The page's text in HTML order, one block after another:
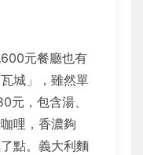
元餐廳也有
城」，雖然單
元，包含湯、
哩，香濃夠
點。義大利麵